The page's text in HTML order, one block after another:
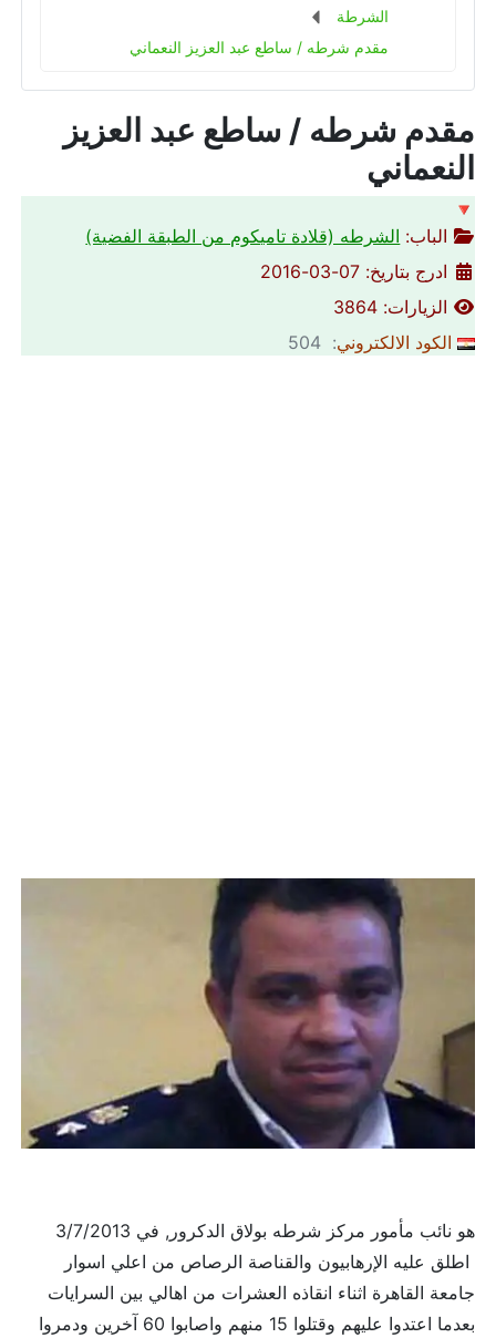
الشرطة
مقدم شرطه / ساطع عبد العزيز النعماني
مقدم شرطه / ساطع عبد العزيز
النعماني
🔻
الباب: الشرطه (قلادة تاميكوم من الطبقة الفضية)
ادرج بتاريخ: 07-03-2016
الزيارات: 3864
الكود الالكتروني: 504
هو نائب مأمور مركز شرطه بولاق الدكرور, في 3/7/2013
اطلق عليه الإرهابيون والقناصة الرصاص من اعلي اسوار
جامعة القاهرة اثناء انقاذه العشرات من اهالي بين السرايات
بعدما اعتدوا عليهم وقتلوا 15 منهم واصابوا 60 آخرين ودمروا